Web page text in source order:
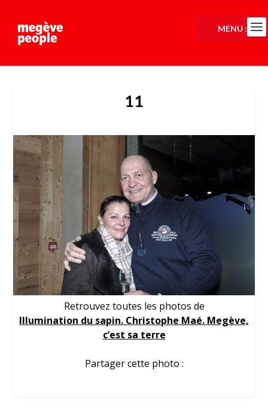
11
Retrouvez toutes les photos de
Illumination du sapin. Christophe Maé. Megève,
c’est sa terre
Partager cette photo :
MENU :